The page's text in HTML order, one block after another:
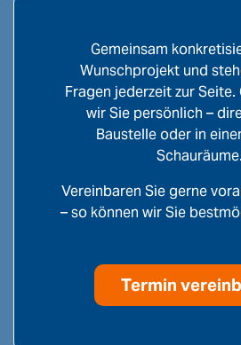
Gemeinsam
Wunschprojekt und
Fragen jederzeit zur Seite.
wir Sie persönlich –
Baustelle oder in
Schauräume.
Vereinbaren Sie gerne
– so können wir Sie
Termin